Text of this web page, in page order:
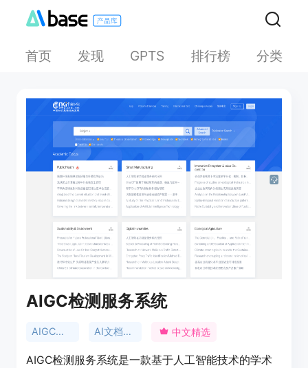
首页 发现 GPTS 排行榜 分类
AIGC检测服务系统
AIGC检测 AI文档工具 中文精选
AIGC检测服务系统是一款基于人工智能技术的学术